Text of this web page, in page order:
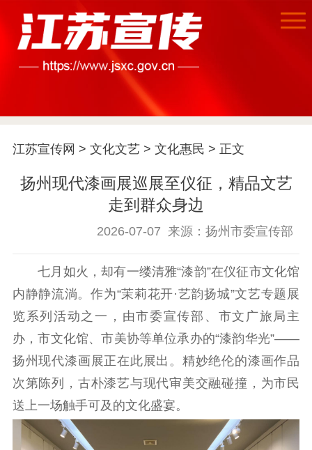
江苏要闻
公示公告
信息公开制度
信息公开指南
告
政策法规
工作动态
理论武装
理论学习 宣传宣讲 研究阐释
哲学社科
社科强省 工作通知
成果集萃
江苏宣传网 > 文化文艺> 文化惠民 > 正文
扬州现代漆画展巡展至仪征，精品文艺
走到群众身边
2026-07-07 来源：扬州市委宣传部
七月如火，却有一缕清雅“漆韵”在仪征市文化馆
内静静流淌。作为“茉莉花开·艺韵扬城”文艺专题展
览系列活动之一，由市委宣传部、市文广旅局主
办，市文化馆、市美协等单位承办的“漆韵华光”——
扬州现代漆画展正在此展出。精妙绝伦的漆画作品
次第陈列，古朴漆艺与现代审美交融碰撞，为市民
送上一场触手可及的文化盛宴。